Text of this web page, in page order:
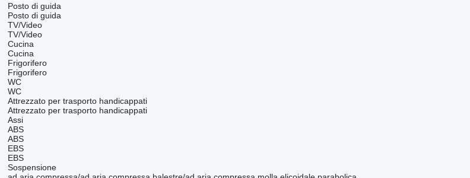
Posto di guida
Posto di guida
TV/Video
TV/Video
Cucina
Cucina
Frigorifero
Frigorifero
WC
WC
Attrezzato per trasporto handicappati
Attrezzato per trasporto handicappati
Assi
ABS
ABS
EBS
EBS
Sospensione